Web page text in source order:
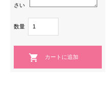
さい
数量